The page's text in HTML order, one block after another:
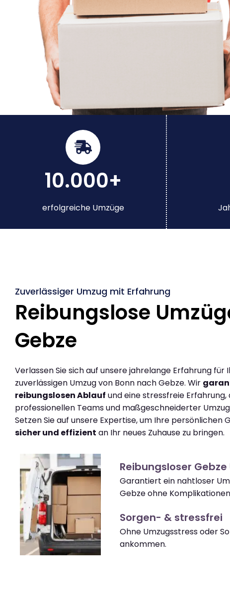
10.000+
erfolgreiche Umzüge
Zuverlässiger Umzug mit Erfahrung
Reibungslose
Gebze
Verlassen Sie sich auf unsere jahrelange Erfahrung für
zuverlässigen Umzug von Bonn nach Gebze. Wir
reibungslosen Ablauf und eine stressfreie Erfahrung,
professionellen Teams und maßgeschneiderter
Setzen Sie auf unsere Expertise, um Ihre persönlichen
sicher und effizient an Ihr neues Zuhause zu bringen.
Reibungsloser Gebze
Garantiert ein nahtloser
Gebze ohne
Sorgen- & stressfrei
Ohne Umzugsstress oder
ankommen.